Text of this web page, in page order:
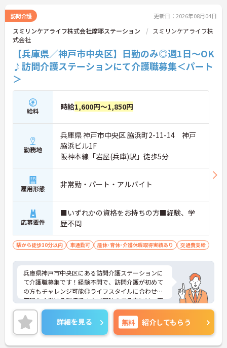
訪問介護 更新日：2026年08月04日
スミリンケアライフ株式会社摩耶ステーション
スミリンケアライフ株
式会社
【兵庫県／神戸市中央区】日勤のみ◎週1日～OK
♪訪問介護ステーションにて介護職募集＜パート
＞
給料 時給1,600円～1,850円
勤務地
兵庫県 神戸市中央区 脇浜町2-11-14 神戸
脇浜ビル1F
阪神本線「岩屋(兵庫)駅」徒歩5分
雇用形態 非常勤・パート・アルバイト
応募要件
■いずれかの資格をお持ちの方■経験、学
歴不問
駅から徒歩10分以内 車通勤可 産休･育休･介護休暇取得実績あり 交通費支給
兵庫県神戸市中央区にある訪問介護ステーションに
て介護職募集です！経験不問で、訪問介護が初めて
の方もチャレンジ可能◎ライフスタイルに合わせて
無理なく働ける環境です♪ご興味のある方には、面
接対策ポイントなど、さらに詳細をご案内しますの
でお気軽にご相談ください！
詳細を見る 無料 紹介してもらう